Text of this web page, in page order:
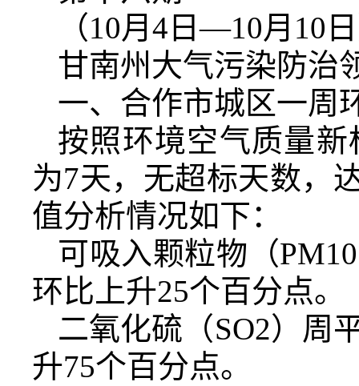
（10月4日—10月10
甘南州大气污染防治
一、合作市城区一周
按照环境空气质量
为7天，无超标天数，
值分析情况如下：
可吸入颗粒物（
环比上升25个百分点。
二氧化硫（SO2）周
升75个百分点。